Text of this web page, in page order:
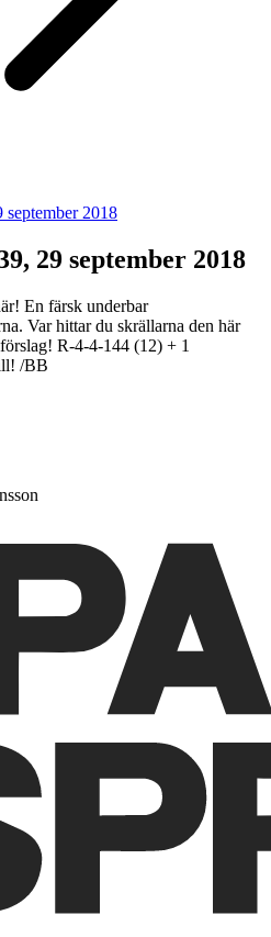
september 2018
29 september 2018
En färsk underbar
Var hittar du skrällarna den här
R-4-4-144 (12) + 1
/BB